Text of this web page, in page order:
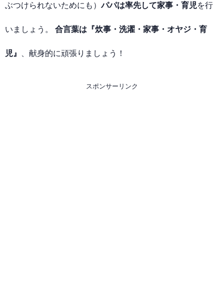
ぶつけられないためにも）パパは率先して家事・育児を行
いましょう。 合言葉は『炊事・洗濯・家事・オヤジ・育
児 』 、献身的に頑張りましょう！
スポンサーリンク